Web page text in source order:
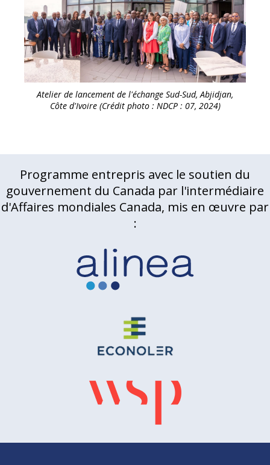
Atelier de lancement de l'échange Sud-Sud, Abjidjan,
Côte d'Ivoire (Crédit photo : NDCP : 07, 2024)
Programme entrepris avec le soutien du
gouvernement du Canada par l'intermédiaire
d'Affaires mondiales Canada, mis en œuvre par
: